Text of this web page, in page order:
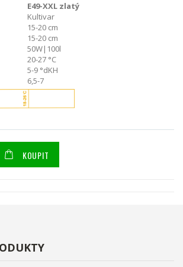
E49-XXL zlatý
Kultivar
15-20 cm
15-20 cm
50W|100l
20-27 °C
5-9 °dKH
6,5-7
KOUPIT